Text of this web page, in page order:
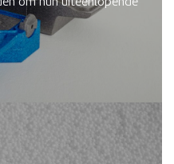
om hun uiteenlopende